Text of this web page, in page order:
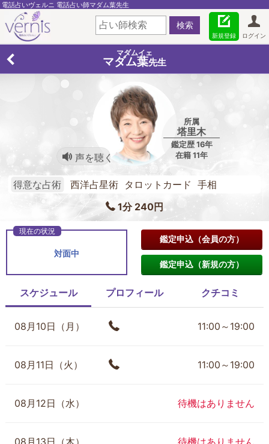
電話占いヴェルニ 電話占い師マダム葉先生
ログイン
新規登録
マダムイェ
マダム葉先生
所属
塔里木
鑑定歴 16年
在籍 11年
声を聴く
得意な占術
西洋占星術 タロットカード 手相
1分 240円
対面中
鑑定申込（会員の方）
鑑定申込（新規の方）
スケジュール プロフィール クチコミ
08月10日（月） 11:00～19:00
08月11日（火） 11:00～19:00
08月12日（水） 待機はありません
08月13日（木） 待機はありません